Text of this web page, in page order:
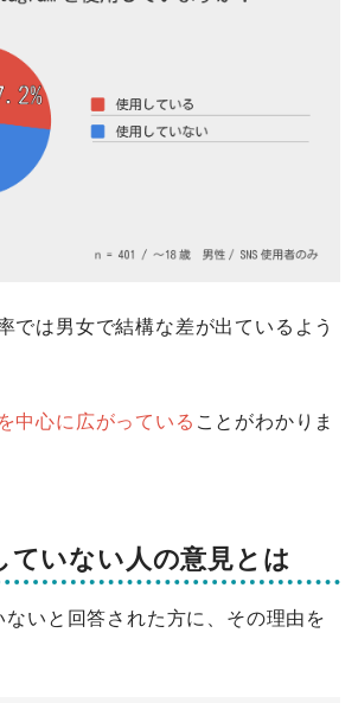
では男女で結構な差が出ているよう
中心に広がっている ことがわかりま
ていない人の意見とは
いと回答された方に、その理由を